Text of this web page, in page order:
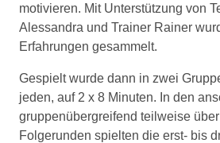
motivieren. Mit Unterstützung von
Alessandra und Trainer Rainer
Erfahrungen gesammelt.
Gespielt wurde dann in zwei
jeden, auf 2 x 8 Minuten. In den
gruppenübergreifend teilweise
Folgerunden spielten die erst- bis